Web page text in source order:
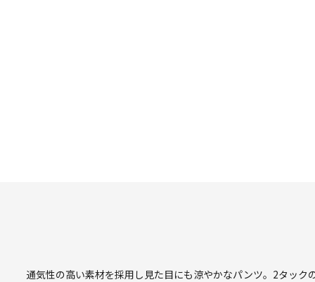
通気性の高い素材を採用し見た目にも涼やかなパンツ。2タッ